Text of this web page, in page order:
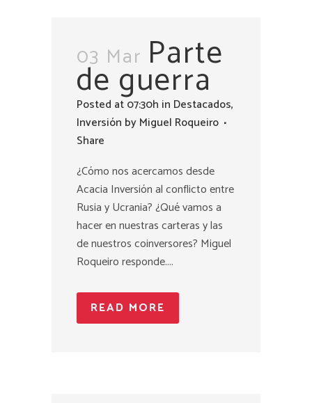
03 Mar Parte
de guerra
Posted at 07:30h in Destacados,
Inversión byMiguel Roqueiro
Share
¿Cómo nos acercamos desde
Acacia Inversión al conflicto entre
Rusia y Ucrania? ¿Qué vamos a
hacer en nuestras carteras y las
de nuestros coinversores? Miguel
Roqueiro responde....
READ MORE